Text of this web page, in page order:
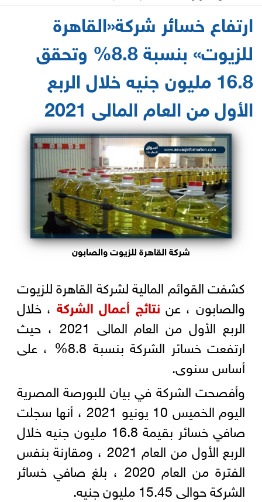
ارتفاع خسائر شركة«القاهرة
للزيوت» بنسبة 8.8% وتحقق
16.8 مليون جنيه خلال الربع
الأول من العام المالى 2021
شركة القاهرة للزيوت والصابون
كشفت القوائم المالية لشركة القاهرة للزيوت
والصابون ، عن نتائج أعمال الشركة، خلال
الربع الأول من العام المالى 2021 ، حيث
ارتفعت خسائر الشركة بنسبة 8.8% ، على
أساس سنوى.
وأفصحت الشركة في بيان للبورصة المصرية
اليوم الخميس 10 يونيو 2021 ، أنها سجلت
صافي خسائر بقيمة 16.8 مليون جنيه خلال
الربع الأول من العام 2021 ، ومقارنة بنفس
الفترة من العام 2020 ، بلغ صافي خسائر
الشركة حوالى 15.45 مليون جنيه.